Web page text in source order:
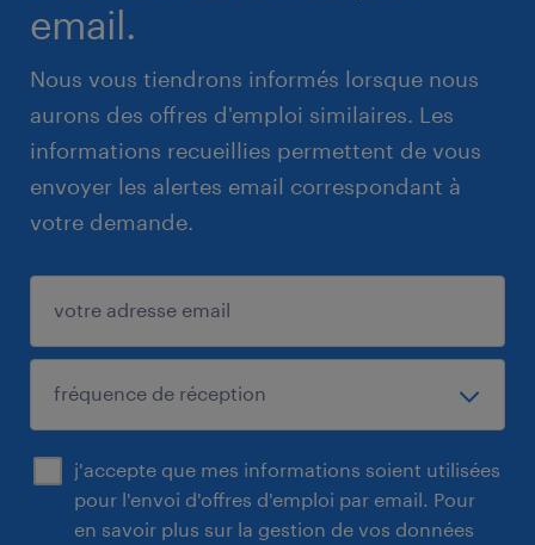
email.
Nous vous tiendrons informés lorsque nous
aurons des offres d'emploi similaires. Les
informations recueillies permettent de vous
envoyer les alertes email correspondant à
votre demande.
j'accepte que mes informations soient utilisées
pour l'envoi d'offres d'emploi par email. Pour
en savoir plus sur la gestion de vos données